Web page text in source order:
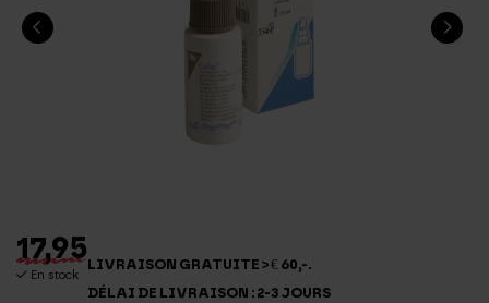
17,95
En stock
LIVRAISON GRATUITE > € 60,-.
DÉLAI DE LIVRAISON : 2-3 JOURS